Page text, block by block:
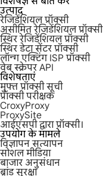
उत्पाद
रेजिडेंशियल प्रॉक्सी
असीमित रेजिडेंशियल प्रॉक्सी
स्थिर रेजिडेंशियल प्रॉक्सी
स्थिर डेटा सेंटर प्रॉक्सी
लॉन्ग एक्टिंग ISP प्रॉक्सी
वेब स्क्रेपर API
विशेषताएं
मुफ्त प्रॉक्सी सूची
प्रॉक्सी परीक्षक
CroxyProxy
ProxySite
आईएसपी द्वारा प्रॉक्सी।
उपयोग के मामले
विज्ञापन सत्यापन
सोशल मीडिया
बाजार अनुसंधान
ब्रांड सुरक्षा